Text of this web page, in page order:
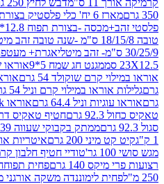
ס"מ
דבש לחיץ 250 גרם עמק חפר
בצורת רימון ק. 7 ס"מ-שקוף
-בצורת תפוח 12.8*13.8*7 ס"מ
קפ'
אגרת+ מעטפה שנה
מגנט חג שמח 5*9
אוראו שוקולד גליל 110.4 גרם
קרם שוקולד 54 גרם
במילוי קרם וניל 54 גרם
וניל 64.4 גרם
אוראו Space Dunk גליל 110.4 גרם
חטיף טאקיס דרגון צ'ילי 92.3 גרם
ממתק בקבוקי שעווה 39 גרם
200 גרם
איטריות אורז מקלות 600 גרם
טודיי חטיף חלבון קרמל מלוח 65 גרם
140 גרם
פחית תפוחחה משקה
לימוננדה משקה אורגני מוגז- לימון וליים